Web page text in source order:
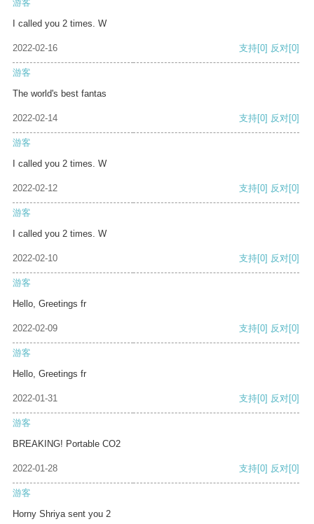
游客
I called you 2 times. W
2022-02-16 支持[0] 反对[0]
游客
The world's best fantas
2022-02-14 支持[0] 反对[0]
游客
I called you 2 times. W
2022-02-12 支持[0] 反对[0]
游客
I called you 2 times. W
2022-02-10 支持[0] 反对[0]
游客
Hello, Greetings fr
2022-02-09 支持[0] 反对[0]
游客
Hello, Greetings fr
2022-01-31 支持[0] 反对[0]
游客
BREAKING! Portable CO2
2022-01-28 支持[0] 反对[0]
游客
Horny Shriya sent you 2